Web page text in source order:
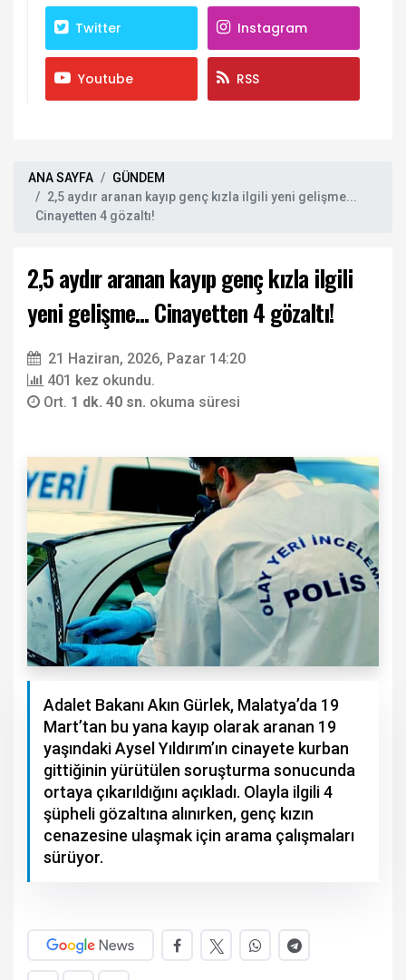
Twitter Instagram
Youtube RSS
ANA SAYFA
GÜNDEM
2,5 aydır aranan kayıp genç kızla ilgili yeni gelişme...
Cinayetten 4 gözaltı!
2,5 aydır aranan kayıp genç kızla ilgili
yeni gelişme... Cinayetten 4 gözaltı!
21 Haziran, 2026, Pazar 14:20
401 kez okundu.
Ort. 1 dk. 40 sn. okuma süresi
Adalet Bakanı Akın Gürlek, Malatya’da 19
Mart’tan bu yana kayıp olarak aranan 19
yaşındaki Aysel Yıldırım’ın cinayete kurban
gittiğinin yürütülen soruşturma sonucunda
ortaya çıkarıldığını açıkladı. Olayla ilgili 4
şüpheli gözaltına alınırken, genç kızın
cenazesine ulaşmak için arama çalışmaları
sürüyor.